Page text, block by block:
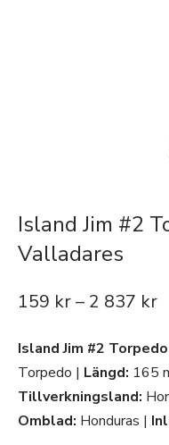
Island Jim #2
Valladares
159 kr– 2 837 kr
Island Jim #2
Torpedo | Längd: 165
Tillverkningsland:
Omblad: Honduras |